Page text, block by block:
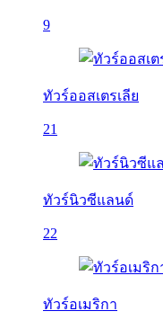
9
ทัวร์ออสเตรเลีย
21
ทัวร์นิวซีแลนด์
22
ทัวร์อเมริกา